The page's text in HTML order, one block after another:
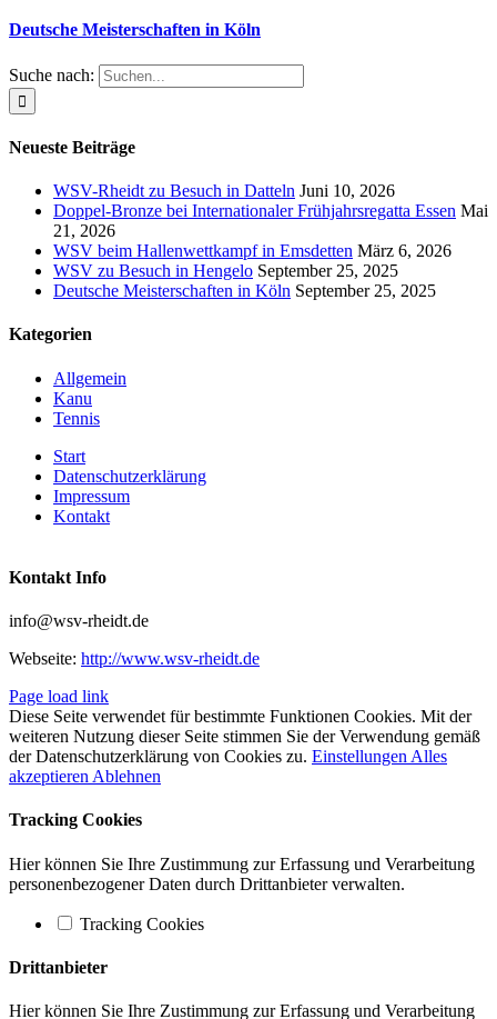
Deutsche Meisterschaften in Köln
Suche nach:
Neueste Beiträge
WSV-Rheidt zu Besuch in Datteln Juni 10, 2026
Doppel-Bronze bei Internationaler Frühjahrsregatta Essen Mai
21, 2026
WSV beim Hallenwettkampf in Emsdetten März 6, 2026
WSV zu Besuch in Hengelo September 25, 2025
Deutsche Meisterschaften in Köln September 25, 2025
Kategorien
Allgemein
Kanu
Tennis
Start
Datenschutzerklärung
Impressum
Kontakt
Kontakt Info
info@wsv-rheidt.de
Webseite: http://www.wsv-rheidt.de
Page load link
Diese Seite verwendet für bestimmte Funktionen Cookies. Mit der
weiteren Nutzung dieser Seite stimmen Sie der Verwendung gemäß
der Datenschutzerklärung von Cookies zu. Einstellungen Alles
akzeptieren Ablehnen
Tracking Cookies
Hier können Sie Ihre Zustimmung zur Erfassung und Verarbeitung
personenbezogener Daten durch Drittanbieter verwalten.
Tracking Cookies
Drittanbieter
Hier können Sie Ihre Zustimmung zur Erfassung und Verarbeitung